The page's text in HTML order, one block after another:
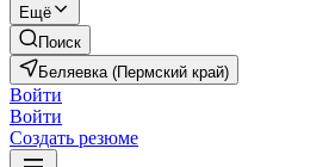
Ещё
Поиск
Беляевка (Пермский край)
Войти
Войти
Создать резюме